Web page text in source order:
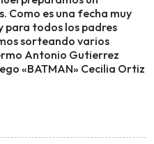
Como es una fecha muy
todos los padres
sorteando varios
Antonio Gutierrez
«BATMAN» Cecilia Ortiz